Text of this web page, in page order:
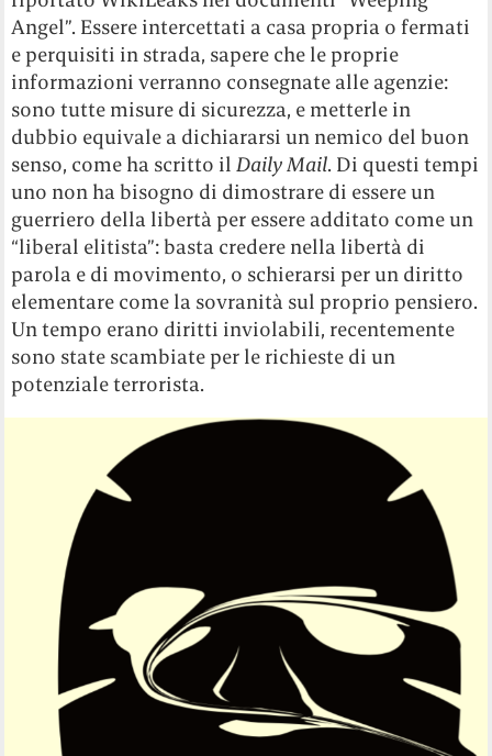
Angel”. Essere intercettati a casa propria o fermati
e perquisiti in strada, sapere che le proprie
informazioni verranno consegnate alle agenzie:
sono tutte misure di sicurezza, e metterle in
dubbio equivale a dichiararsi un nemico del buon
senso, come ha scritto ilDaily Mail. Di questi tempi
uno non ha bisogno di dimostrare di essere un
guerriero della libertà per essere additato come un
“liberal elitista”: basta credere nella libertà di
parola e di movimento, o schierarsi per un diritto
elementare come la sovranità sul proprio pensiero.
Un tempo erano diritti inviolabili, recentemente
sono state scambiate per le richieste di un
potenziale terrorista.